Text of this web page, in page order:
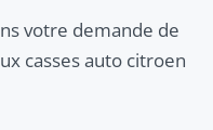
votre demande de
casses auto citroen